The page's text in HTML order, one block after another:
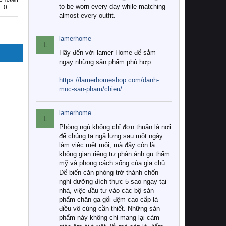
0
to be worn every day while matching
almost every outfit.
L
lamerhome
Hãy đến với lamer Home để sắm
ngay những sản phẩm phù hợp
https://lamerhomeshop.com/danh-
muc-san-pham/chieu/
L
lamerhome
Phòng ngủ không chỉ đơn thuần là nơi
để chúng ta ngả lưng sau một ngày
làm việc mệt mỏi, mà đây còn là
không gian riêng tư phản ánh gu thẩm
mỹ và phong cách sống của gia chủ.
Để biến căn phòng trở thành chốn
nghỉ dưỡng đích thực 5 sao ngay tại
nhà, việc đầu tư vào các bộ sản
phẩm chăn ga gối đệm cao cấp là
điều vô cùng cần thiết. Những sản
phẩm này không chỉ mang lại cảm